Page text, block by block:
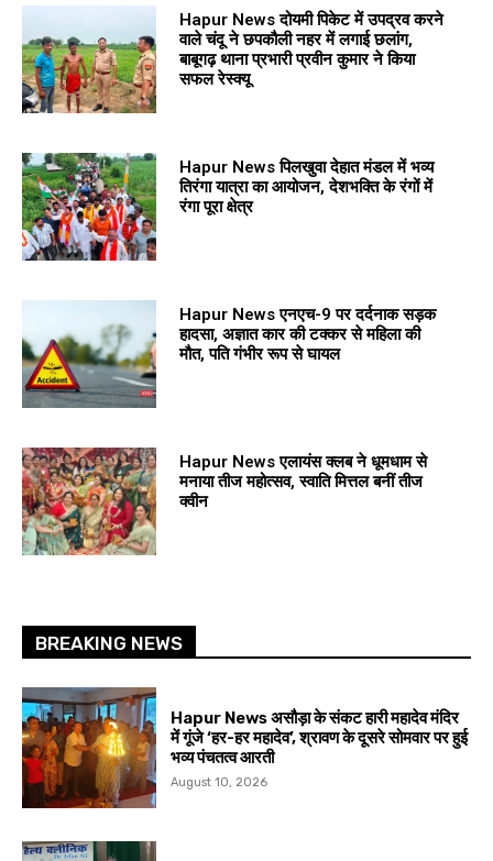
Hapur News दोयमी पिकेट में उपद्रव करने
वाले चंदू ने छपकौली नहर में लगाई छलांग,
बाबूगढ़ थाना प्रभारी प्रवीन कुमार ने किया
सफल रेस्क्यू
Hapur News पिलखुवा देहात मंडल में भव्य
तिरंगा यात्रा का आयोजन, देशभक्ति के रंगों में
रंगा पूरा क्षेत्र
Hapur News एनएच-9 पर दर्दनाक सड़क
हादसा, अज्ञात कार की टक्कर से महिला की
मौत, पति गंभीर रूप से घायल
Hapur News एलायंस क्लब ने धूमधाम से
मनाया तीज महोत्सव, स्वाति मित्तल बनीं तीज
क्वीन
BREAKING NEWS
Hapur News असौड़ा के संकट हारी महादेव मंदिर
में गूंजे ‘हर-हर महादेव’, श्रावण के दूसरे सोमवार पर हुई
भव्य पंचतत्व आरती
August 10, 2026